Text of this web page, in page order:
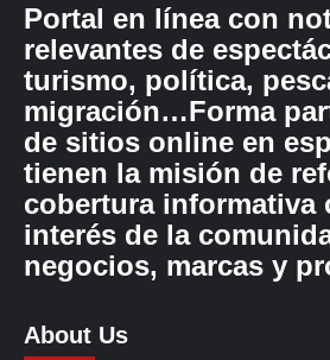
Portal en línea con
relevantes de
turismo, política,
migración…Forma
de sitios online en
tienen la misión de
cobertura informativa
interés de la
negocios, marcas y
About Us